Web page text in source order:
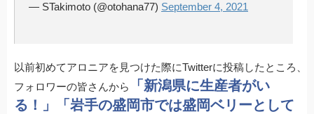
— STakimoto (@otohana77) September 4, 2021
以前初めてアロニアを見つけた際にTwitterに投稿したところ、
フォロワーの皆さんから
「新潟県に生産者がい
る！」「岩手の盛岡市では盛岡ベリーとして